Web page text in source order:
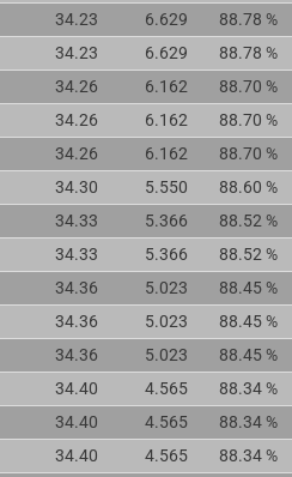
34.23 6.629 88.78 %
34.23 6.629 88.78 %
34.26 6.162 88.70 %
34.26 6.162 88.70 %
34.26 6.162 88.70 %
34.30 5.550 88.60 %
34.33 5.366 88.52 %
34.33 5.366 88.52 %
34.36 5.023 88.45 %
34.36 5.023 88.45 %
34.36 5.023 88.45 %
34.40 4.565 88.34 %
34.40 4.565 88.34 %
34.40 4.565 88.34 %